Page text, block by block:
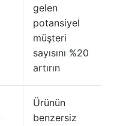
gelen
potansiyel
müşteri
sayısını %20
artırın
Ürünün
benzersiz